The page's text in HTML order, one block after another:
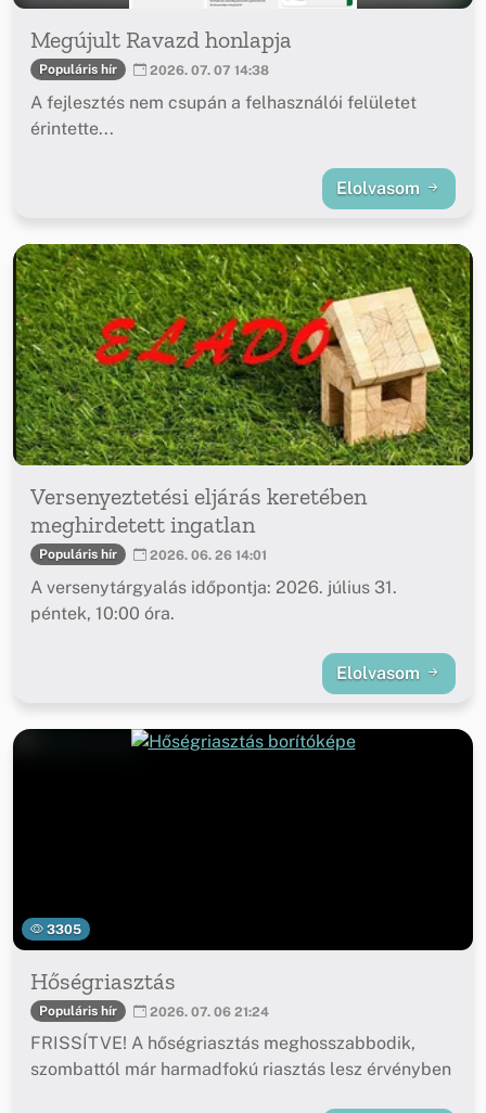
Megújult Ravazd honlapja
Populáris hír 2026. 07. 07 14:38
A fejlesztés nem csupán a felhasználói felületet
érintette...
Elolvasom
Versenyeztetési eljárás keretében
meghirdetett ingatlan
Populáris hír 2026. 06. 26 14:01
A versenytárgyalás időpontja: 2026. július 31.
péntek, 10:00 óra.
Elolvasom
3305
Hőségriasztás
Populáris hír 2026. 07. 06 21:24
FRISSÍTVE! A hőségriasztás meghosszabbodik,
szombattól már harmadfokú riasztás lesz érvényben